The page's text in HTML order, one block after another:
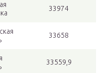
33974
33658
33559,9